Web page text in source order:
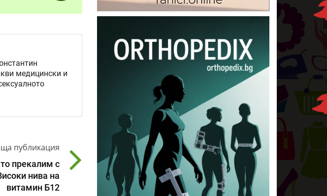
медицински и
публикация
прекалим с
нива на
витамин Б12